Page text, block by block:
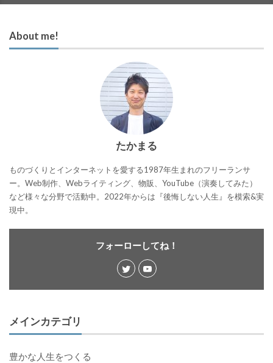
About me!
たかまる
ものづくりとインターネットを愛する1987年生まれのフリーランサ
ー。Web制作、Webライティング、物販、YouTube（演奏してみた）
など様々な分野で活動中。2022年からは『後悔しない人生』を模索&実
現中。
フォーローしてね！
メインカテゴリ
豊かな人生をつくる